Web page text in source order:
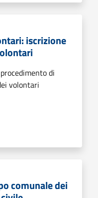
iscrizione
di
volontari
comunale dei